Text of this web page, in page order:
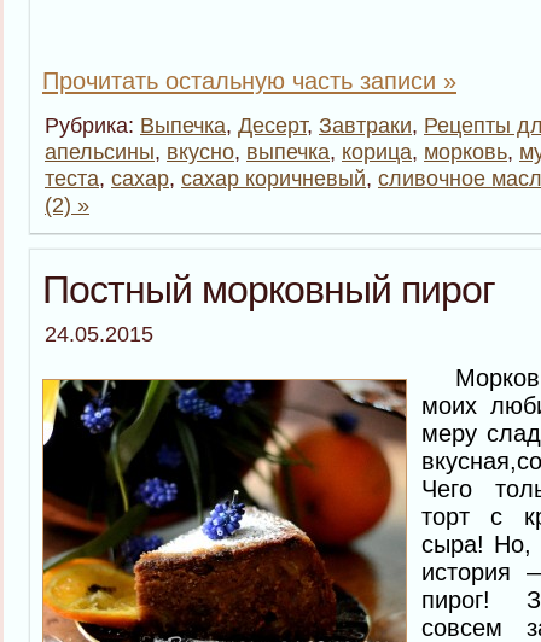
Прочитать остальную часть записи »
Рубрика: Выпечка, Десерт, Завтраки, Рецепты
апельсины, вкусно, выпечка, корица, морковь,
теста, сахар, сахар коричневый, сливочное
(2) »
Постный морковный пирог
24.05.2015
моих
меру
Чего
торт с
сыра! Но,
история
пирог!
совсем